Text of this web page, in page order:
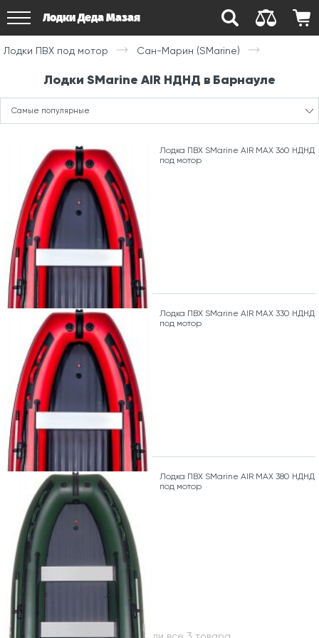
Лодки Деда Мазая
Лодки ПВХ под мотор Сан-Марин (SMarine)
Лодки SMarine AIR НДНД в Барнауле
Самые популярные
Лодка ПВХ SMarine AIR MAX 360 НДНД
под мотор
Лодка ПВХ SMarine AIR MAX 330 НДНД
под мотор
Лодка ПВХ SMarine AIR MAX 380 НДНД
под мотор